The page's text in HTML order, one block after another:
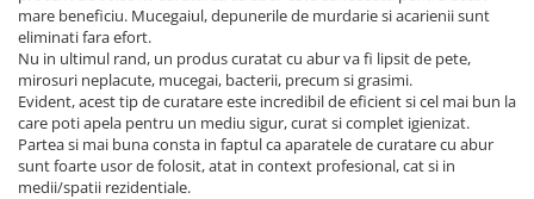
mare beneficiu. Mucegaiul, depunerile de murdarie si acarienii sunt
eliminati fara efort.
Nu in ultimul rand, un produs curatat cu abur va fi lipsit de pete,
mirosuri neplacute, mucegai, bacterii, precum si grasimi.
Evident, acest tip de curatare este incredibil de eficient si cel mai bun la
care poti apela pentru un mediu sigur, curat si complet igienizat.
Partea si mai buna consta in faptul ca aparatele de curatare cu abur
sunt foarte usor de folosit, atat in context profesional, cat si in
medii/spatii rezidentiale.